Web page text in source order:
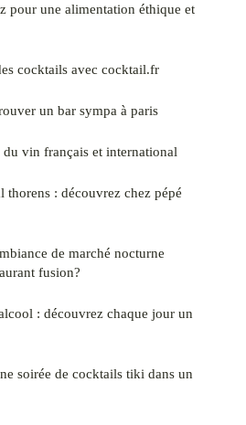
pour une alimentation éthique et
cocktails avec cocktail.fr
un bar sympa à paris
du vin français et international
thorens : découvrez chez pépé
de marché nocturne
fusion?
: découvrez chaque jour un
soirée de cocktails tiki dans un